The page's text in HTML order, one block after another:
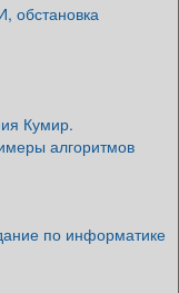
обстановка
Кумир.
алгоритмов
по информатике